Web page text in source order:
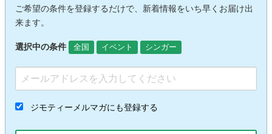
ご希望の条件を登録するだけで、新着情報をいち早くお届け出
来ます。
選択中の条件 全国 イベント シンガー
ジモティーメルマガにも登録する